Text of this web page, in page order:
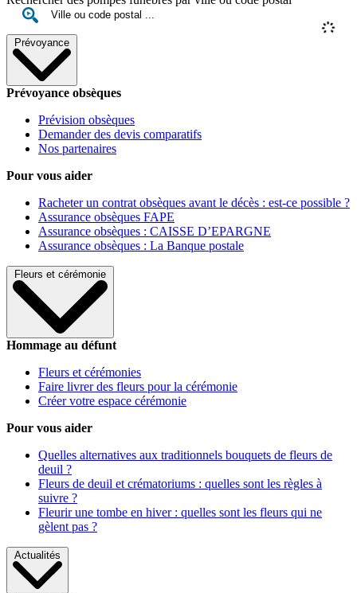
Prévoyance
Prévoyance obsèques
Prévision obsèques
Demander des devis comparatifs
Nos partenaires
Pour vous aider
Racheter un contrat obsèques avant le décès : est-ce possible ?
Assurance obsèques FAPE
Assurance obsèques : CAISSE D’EPARGNE
Assurance obsèques : La Banque postale
Fleurs et cérémonie
Hommage au défunt
Fleurs et cérémonies
Faire livrer des fleurs pour la cérémonie
Créer votre espace cérémonie
Pour vous aider
Quelles alternatives aux traditionnels bouquets de fleurs de
deuil ?
Fleurs de deuil et crématoriums : quelles sont les règles à
suivre ?
Fleurir une tombe en hiver : quelles sont les fleurs qui ne
gèlent pas ?
Actualités